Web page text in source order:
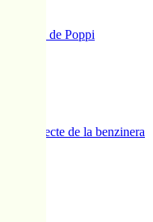
la plaça de Poppi
el projecte de la benzinera